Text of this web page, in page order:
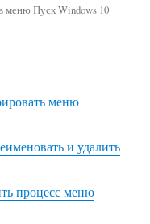
меню Пуск Windows 10
меню
и удалить
процесс меню